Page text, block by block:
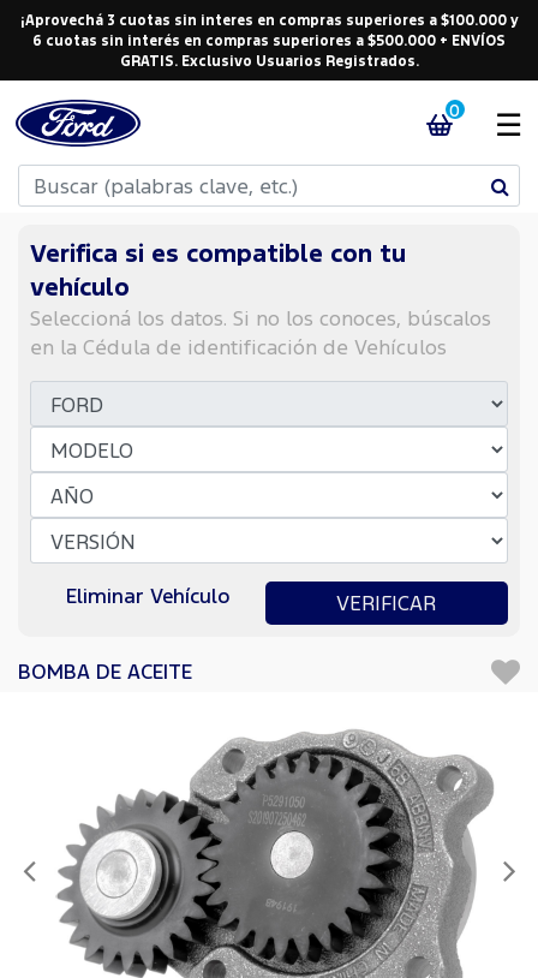
¡Aprovechá 3 cuotas sin interes en compras superiores a $100.000 y
6 cuotas sin interés en compras superiores a $500.000 + ENVÍOS
GRATIS. Exclusivo Usuarios Registrados.
0 ☰
Verifica si es compatible con tu
vehículo
Seleccioná los datos. Si no los conoces, búscalos
en la Cédula de identificación de Vehículos
Eliminar Vehículo VERIFICAR
BOMBA DE ACEITE
Anterior